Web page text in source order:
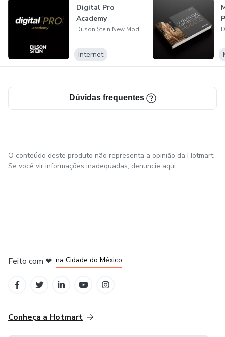
Digital Pro
Academy
Dilson Stein New Models
Internet
Dúvidas frequentes
O conteúdo deste produto não representa a opinião da Hotmart.
Se você vir informações inadequadas, denuncie aqui
Feito com ❤ na Cidade do México
Conheça a Hotmart